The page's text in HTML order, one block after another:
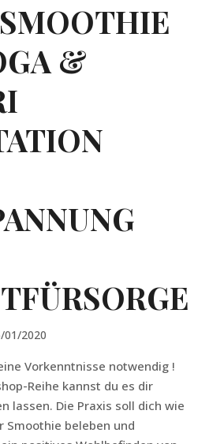
&
01/2020
Vorkenntnisse notwendig !
Reihe kannst du es dir
lassen. Die Praxis soll dich wie
Smoothie beleben und